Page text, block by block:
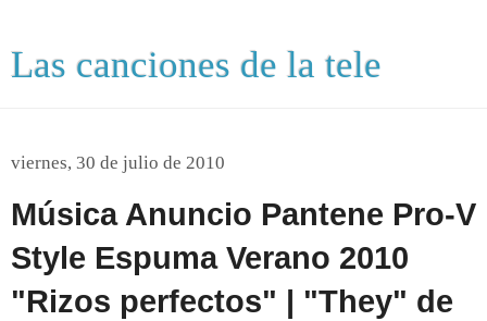
Las canciones de la tele
viernes, 30 de julio de 2010
Música Anuncio Pantene Pro-V
Style Espuma Verano 2010
"Rizos perfectos" | "They" de